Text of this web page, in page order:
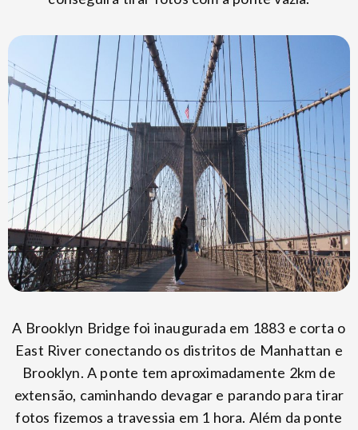
A Brooklyn Bridge foi inaugurada em 1883 e corta o
East River conectando os distritos de Manhattan e
Brooklyn. A ponte tem aproximadamente 2km de
extensão, caminhando devagar e parando para tirar
fotos fizemos a travessia em 1 hora. Além da ponte